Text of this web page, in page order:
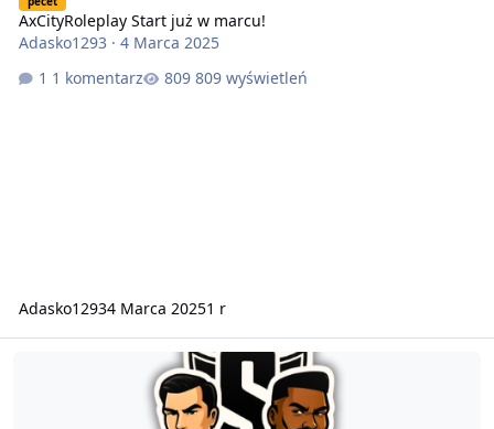
AxCityRoleplay Start już w marcu!
Adasko1293 · 4 Marca 2025
1 komentarz
809 wyświetleń
Adasko12934 Marca 20251 r